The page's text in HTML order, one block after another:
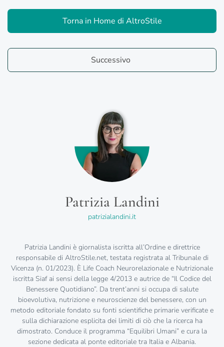
Torna in Home di AltroStile
Successivo
Patrizia Landini
patrizialandini.it
Patrizia Landini è giornalista iscritta all’Ordine e direttrice
responsabile di AltroStile.net, testata registrata al Tribunale di
Vicenza (n. 01/2023). È Life Coach Neurorelazionale e Nutrizionale
iscritta Siaf ai sensi della legge 4/2013 e autrice de “Il Codice del
Benessere Quotidiano”. Da trent’anni si occupa di salute
bioevolutiva, nutrizione e neuroscienze del benessere, con un
metodo editoriale fondato su fonti scientifiche primarie verificate e
sulla dichiarazione esplicita dei limiti di ciò che la ricerca ha
dimostrato. Conduce il programma “Equilibri Umani” e cura la
sezione dedicata al ponte editoriale tra Italia e Albania.